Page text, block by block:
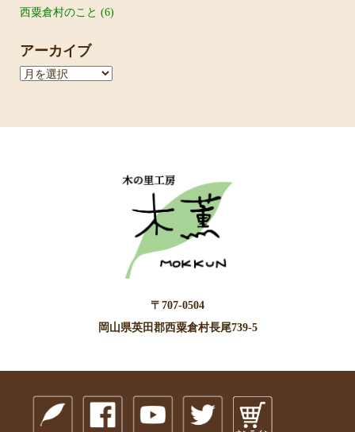
西粟倉村のこと (6)
アーカイブ
ア
ブ
〒707-0504
岡山県英田郡西粟倉村長尾739-5